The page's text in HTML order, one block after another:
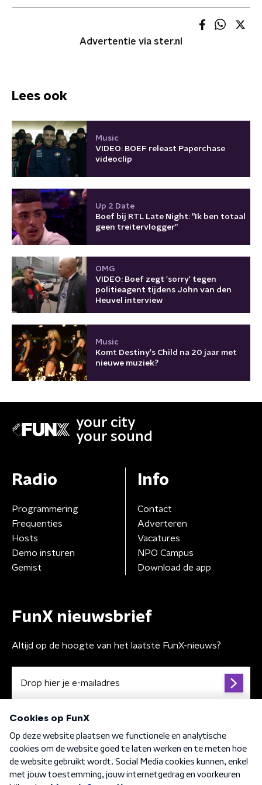
Advertentie via ster.nl
Lees ook
Music
VIDEO: BOEF releast Paperchase
videoclip
Up 2 Date
Boef bij RTL Late Night: "Ik ben totaal
geen treitervlogger"
OMG
VIDEO: Boef zegt 'sorry' tegen
politieagent tijdens John van den
Heuvel interview
Music
Komt Destiny's Child na 20 jaar met
nieuwe muziek?
your city
your sound
Radio
Programmering
Frequenties
Hosts
Demo insturen
Gemist
Info
Contact
Adverteren
Vacatures
NPO Campus
Download de app
FunX nieuwsbrief
Altijd op de hoogte van het laatste FunX-nieuws?
Algemene voorwaarden Privacybeleid